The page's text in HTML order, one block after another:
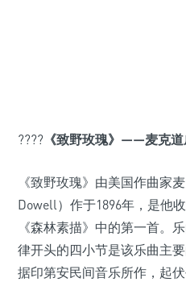
???? 《致野玫瑰》——麦克
《致野玫瑰》由美国作曲家
Dowell）作于1896年，是他
《森林素描》中的第一首。
律开头的四小节是该乐曲主
据印第安民间音乐所作，起